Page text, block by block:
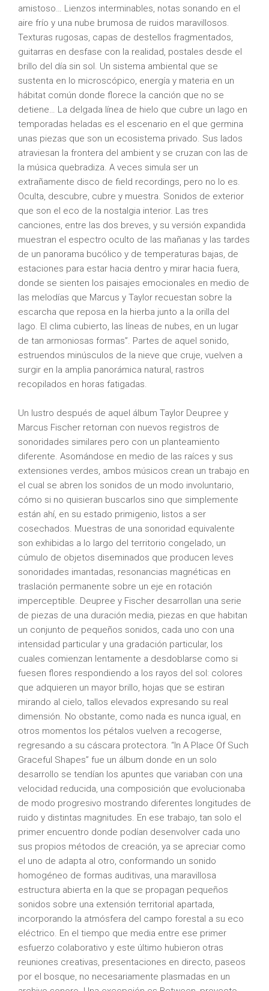
amistoso… Lienzos interminables, notas sonando en el
aire frío y una nube brumosa de ruidos maravillosos.
Texturas rugosas, capas de destellos fragmentados,
guitarras en desfase con la realidad, postales desde el
brillo del día sin sol. Un sistema ambiental que se
sustenta en lo microscópico, energía y materia en un
hábitat común donde florece la canción que no se
detiene… La delgada línea de hielo que cubre un lago en
temporadas heladas es el escenario en el que germina
unas piezas que son un ecosistema privado. Sus lados
atraviesan la frontera del ambient y se cruzan con las de
la música quebradiza. A veces simula ser un
extrañamente disco de field recordings, pero no lo es.
Oculta, descubre, cubre y muestra. Sonidos de exterior
que son el eco de la nostalgia interior. Las tres
canciones, entre las dos breves, y su versión expandida
muestran el espectro oculto de las mañanas y las tardes
de un panorama bucólico y de temperaturas bajas, de
estaciones para estar hacia dentro y mirar hacia fuera,
donde se sienten los paisajes emocionales en medio de
las melodías que Marcus y Taylor recuestan sobre la
escarcha que reposa en la hierba junto a la orilla del
lago. El clima cubierto, las líneas de nubes, en un lugar
de tan armoniosas formas”. Partes de aquel sonido,
estruendos minúsculos de la nieve que cruje, vuelven a
surgir en la amplia panorámica natural, rastros
recopilados en horas fatigadas.
Un lustro después de aquel álbum Taylor Deupree y
Marcus Fischer retornan con nuevos registros de
sonoridades similares pero con un planteamiento
diferente. Asomándose en medio de las raíces y sus
extensiones verdes, ambos músicos crean un trabajo en
el cual se abren los sonidos de un modo involuntario,
cómo si no quisieran buscarlos sino que simplemente
están ahí, en su estado primigenio, listos a ser
cosechados. Muestras de una sonoridad equivalente
son exhibidas a lo largo del territorio congelado, un
cúmulo de objetos diseminados que producen leves
sonoridades imantadas, resonancias magnéticas en
traslación permanente sobre un eje en rotación
imperceptible. Deupree y Fischer desarrollan una serie
de piezas de una duración media, piezas en que habitan
un conjunto de pequeños sonidos, cada uno con una
intensidad particular y una gradación particular, los
cuales comienzan lentamente a desdoblarse como si
fuesen flores respondiendo a los rayos del sol: colores
que adquieren un mayor brillo, hojas que se estiran
mirando al cielo, tallos elevados expresando su real
dimensión. No obstante, como nada es nunca igual, en
otros momentos los pétalos vuelven a recogerse,
regresando a su cáscara protectora. “In A Place Of Such
Graceful Shapes” fue un álbum donde en un solo
desarrollo se tendían los apuntes que variaban con una
velocidad reducida, una composición que evolucionaba
de modo progresivo mostrando diferentes longitudes de
ruido y distintas magnitudes. En ese trabajo, tan solo el
primer encuentro donde podían desenvolver cada uno
sus propios métodos de creación, ya se apreciar como
el uno de adapta al otro, conformando un sonido
homogéneo de formas auditivas, una maravillosa
estructura abierta en la que se propagan pequeños
sonidos sobre una extensión territorial apartada,
incorporando la atmósfera del campo forestal a su eco
eléctrico. En el tiempo que media entre ese primer
esfuerzo colaborativo y este último hubieron otras
reuniones creativas, presentaciones en directo, paseos
por el bosque, no necesariamente plasmadas en un